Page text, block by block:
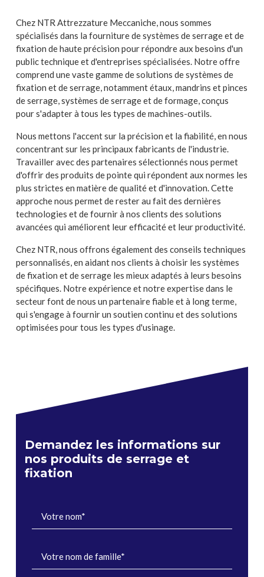
Chez NTR Attrezzature Meccaniche, nous sommes
spécialisés dans la fourniture de systèmes de serrage et de
fixation de haute précision pour répondre aux besoins d'un
public technique et d'entreprises spécialisées. Notre offre
comprend une vaste gamme de solutions de systèmes de
fixation et de serrage, notamment étaux, mandrins et pinces
de serrage, systèmes de serrage et de formage, conçus
pour s'adapter à tous les types de machines-outils.
Nous mettons l'accent sur la précision et la fiabilité, en nous
concentrant sur les principaux fabricants de l'industrie.
Travailler avec des partenaires sélectionnés nous permet
d'offrir des produits de pointe qui répondent aux normes les
plus strictes en matière de qualité et d'innovation. Cette
approche nous permet de rester au fait des dernières
technologies et de fournir à nos clients des solutions
avancées qui améliorent leur efficacité et leur productivité.
Chez NTR, nous offrons également des conseils techniques
personnalisés, en aidant nos clients à choisir les systèmes
de fixation et de serrage les mieux adaptés à leurs besoins
spécifiques. Notre expérience et notre expertise dans le
secteur font de nous un partenaire fiable et à long terme,
qui s'engage à fournir un soutien continu et des solutions
optimisées pour tous les types d'usinage.
Demandez les informations sur
nos produits de serrage et
fixation